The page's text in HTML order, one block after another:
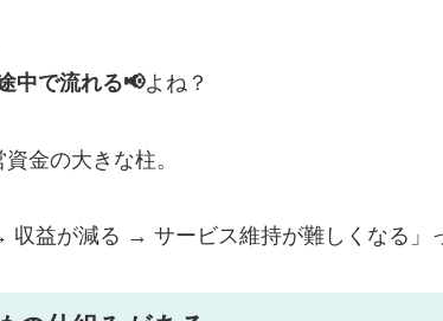
中で流れる📢よね？
金の大きな柱。
収益が減る → サービス維持が難しくなる」